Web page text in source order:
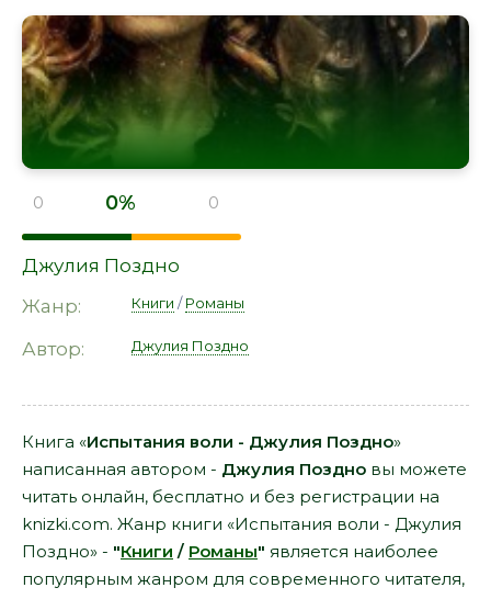
0 0% 0
Джулия Поздно
Жанр:
Книги /Романы
Автор: Джулия Поздно
Книга «Испытания воли - Джулия Поздно»
написанная автором - Джулия Поздно вы можете
читать онлайн, бесплатно и без регистрации на
knizki.com. Жанр книги «Испытания воли - Джулия
Поздно» - "Книги / Романы" является наиболее
популярным жанром для современного читателя,